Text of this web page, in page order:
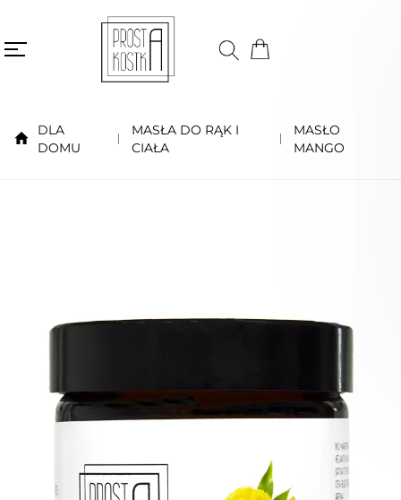
DLA
DOMU
MASŁA DO RĄK I
CIAŁA
MASŁO
MANGO